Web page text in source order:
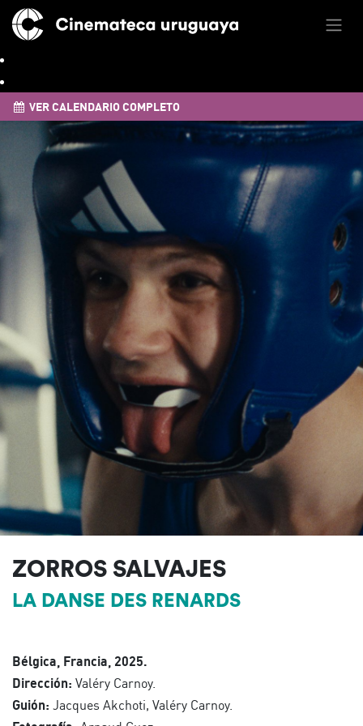
VER CALENDARIO COMPLETO
ZORROS SALVAJES
LA DANSE DES RENARDS
Bélgica, Francia, 2025.
Dirección: Valéry Carnoy.
Guión: Jacques Akchoti, Valéry Carnoy.